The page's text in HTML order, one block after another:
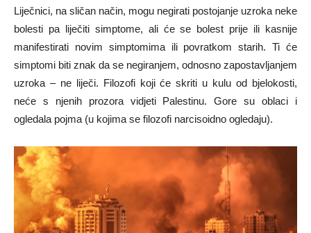
Liječnici, na sličan način, mogu negirati postojanje uzroka neke
bolesti pa liječiti simptome, ali će se bolest prije ili kasnije
manifestirati novim simptomima ili povratkom starih. Ti će
simptomi biti znak da se negiranjem, odnosno zapostavljanjem
uzroka – ne liječi. Filozofi koji će skriti u kulu od bjelokosti,
neće s njenih prozora vidjeti Palestinu. Gore su oblaci i
ogledala pojma (u kojima se filozofi narcisoidno ogledaju).